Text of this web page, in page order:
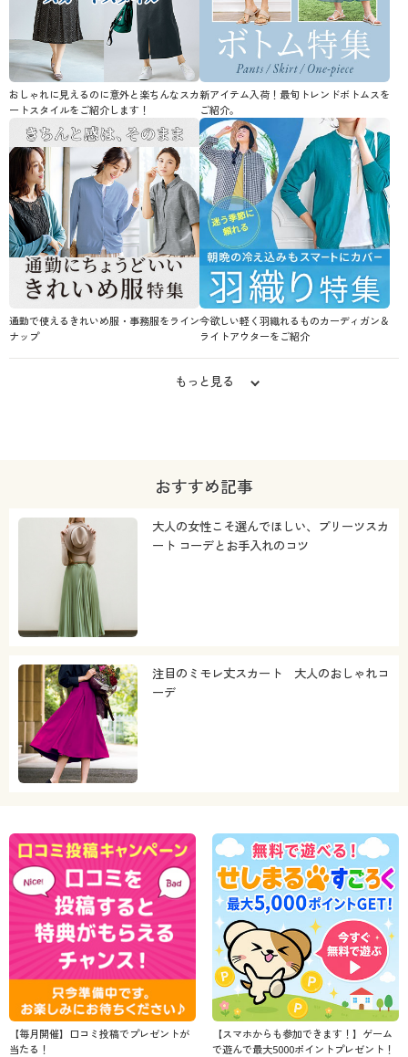
おしゃれに見えるのに意外と楽ちんなスカ
ートスタイルをご紹介します！
新アイテム入荷！最旬トレンドボトムスを
ご紹介。
通勤で使えるきれいめ服・事務服をライン
ナップ
今欲しい軽く羽織れるものカーディガン＆
ライトアウターをご紹介
もっと見る
おすすめ記事
大人の女性こそ選んでほしい、プリーツスカ
ート コーデとお手入れのコツ
注目のミモレ丈スカート 大人のおしゃれコ
ーデ
【毎月開催】口コミ投稿でプレゼントが
当たる！
【スマホからも参加できます！】ゲーム
で遊んで最大5000ポイントプレゼント！